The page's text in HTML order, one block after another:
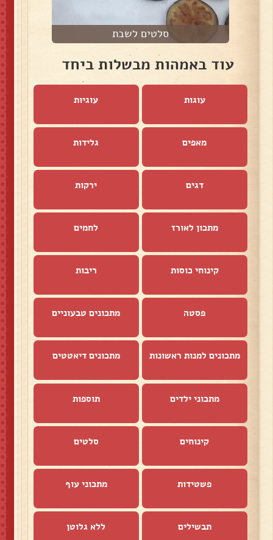
סלטים לשבת
עוד באמהות מבשלות ביחד
עוגות עוגיות
מאפים גלידות
דגים ירקות
מתכון לאורז לחמים
קינוחי כוסות ריבות
פסטה מתכונים טבעוניים
מתכונים למנות ראשונות מתכונים דיאטטים
מתכוני ילדים תוספות
קינוחים סלטים
פשטידות מתכוני עוף
תבשילים ללא גלוטן